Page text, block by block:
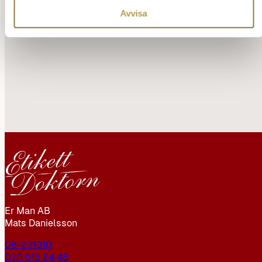
Avvisa
MATS FÖRELÄSNINGAR
Er Man AB
Mats Danielsson
08-231910
070 515 24 48